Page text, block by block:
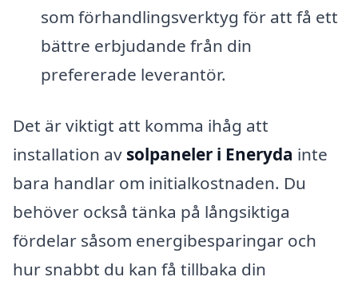
som förhandlingsverktyg för att få ett
bättre erbjudande från din
prefererade leverantör.
Det är viktigt att komma ihåg att
installation av solpaneler i Eneryda inte
bara handlar om initialkostnaden. Du
behöver också tänka på långsiktiga
fördelar såsom energibesparingar och
hur snabbt du kan få tillbaka din